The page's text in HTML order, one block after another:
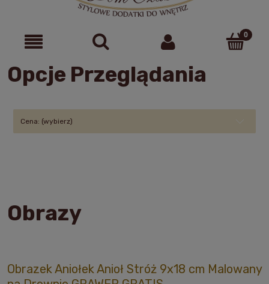
Opcje Przeglądania
Cena: (wybierz)
Obrazy
Obrazek Aniołek Anioł Stróż 9x18 cm Malowany